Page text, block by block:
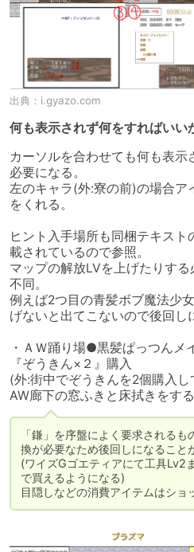
出典： i.gyazo.com
何も表示されず何をすればいい
カーソルを合わせても何も表
必要になる。
左のキャラ(外:寮の前)の場合ア
をくれる。
ヒント入手場所も同梱テキス
載されているので参照。
マップの解放LVを上げたりす
不同。
例えば2つ目の青髪ボブ魔法少
げないと出てこないので後回し
・ＡＷ踊り場●黒髪ぱっつんメ
『ぞうきん×２』購入
(外:街中でぞうきんを2個購入し
AW廊下の窓ふきと床拭きをす
「鎌」を序盤によく要求される
換が必要なため後回しになること
(ワイズGゴエティアにて工具Lv2
で買えるようになる)
目隠しなどの消費アイテムはショ